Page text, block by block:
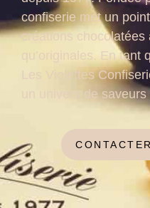
confiserie met un
créations chocolatées
qu’originales. En tant
Les Violettes
un univers de